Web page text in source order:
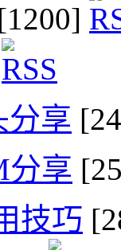
分享
分享
技巧